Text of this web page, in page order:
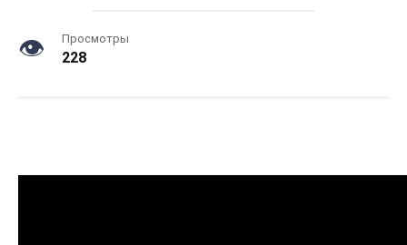
Просмотры
228